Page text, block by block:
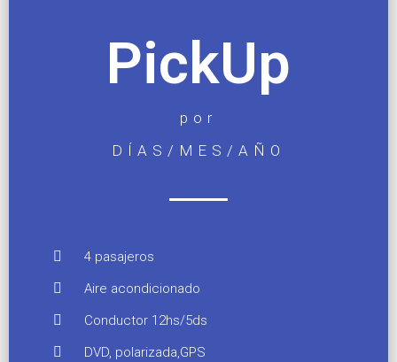
PickUp
por
DÍAS/MES/AÑO
4 pasajeros
Aire acondicionado
Conductor 12hs/5ds
DVD, polarizada,GPS